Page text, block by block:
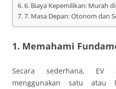
6. Biaya Kepemilikan: Murah
7. Masa Depan: Otonom dan
1. Memahami
Secara sederhana, EV
menggunakan satu